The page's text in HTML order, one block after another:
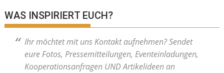
WAS INSPIRIERT EUCH?
Ihr möchtet mit uns Kontakt aufnehmen? Sendet
eure Fotos, Pressemitteilungen, Eventeinladungen,
Kooperationsanfragen UND Artikelideen an